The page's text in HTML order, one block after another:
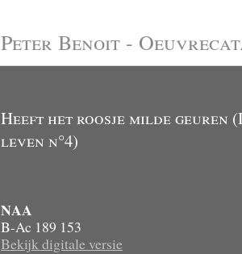
Peter Benoit -
Heeft het roosje milde geuren
leven n°4)
NAA
B-Ac 189 153
Bekijk digitale versie